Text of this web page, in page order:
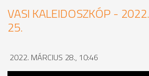
VASI KALEIDOSZKÓP -
25.
2022. MÁRCIUS 28., 10:46